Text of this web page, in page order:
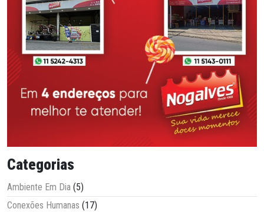
Categorias
Ambiente Em Dia (5)
Conexões Humanas (17)